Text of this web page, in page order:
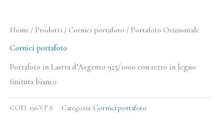
Home / Prodotti / Cornici portafoto / Portafoto Orizzontale
Cornici portafoto
Portafoto in Lastra d’Argento 925/1000 con retro in legno
finitura bianco
COD: 196VP.8 Categoria: Cornici portafoto